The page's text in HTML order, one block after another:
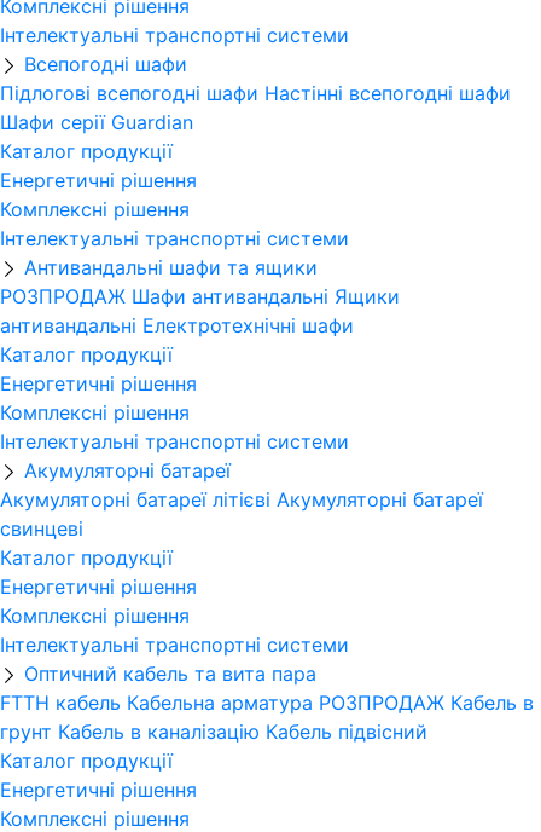
Комплексні рішення
Інтелектуальні транспортні системи
Всепогодні шафи
Підлогові всепогодні шафи Настінні всепогодні шафи
Шафи серії Guardian
Каталог продукції
Енергетичні рішення
Комплексні рішення
Інтелектуальні транспортні системи
Антивандальні шафи та ящики
РОЗПРОДАЖ Шафи антивандальні Ящики
антивандальні Електротехнічні шафи
Каталог продукції
Енергетичні рішення
Комплексні рішення
Інтелектуальні транспортні системи
Акумуляторні батареї
Акумуляторні батареї літієві Акумуляторні батареї
свинцеві
Каталог продукції
Енергетичні рішення
Комплексні рішення
Інтелектуальні транспортні системи
Оптичний кабель та вита пара
FTTH кабель Кабельна арматура РОЗПРОДАЖ Кабель в
грунт Кабель в каналізацію Кабель підвісний
Каталог продукції
Енергетичні рішення
Комплексні рішення